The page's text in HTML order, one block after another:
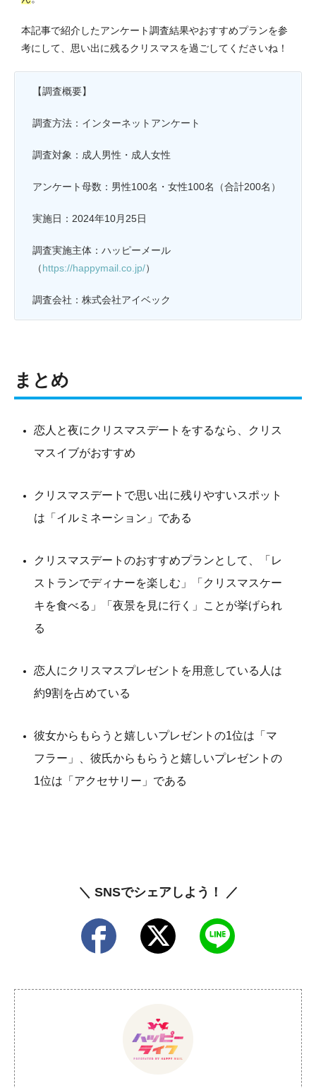
本記事で紹介したアンケート調査結果やおすすめプランを参
考にして、思い出に残るクリスマスを過ごしてくださいね！
【調査概要】
調査方法：インターネットアンケート
調査対象：成人男性・成人女性
アンケート母数：男性100名・女性100名（合計200名）
実施日：2024年10月25日
調査実施主体：ハッピーメール
（https://happymail.co.jp/）
調査会社：株式会社アイベック
まとめ
恋人と夜にクリスマスデートをするなら、クリス
マスイブがおすすめ
クリスマスデートで思い出に残りやすいスポット
は「イルミネーション」である
クリスマスデートのおすすめプランとして、「レ
ストランでディナーを楽しむ」「クリスマスケー
キを食べる」「夜景を見に行く」ことが挙げられ
る
恋人にクリスマスプレゼントを用意している人は
約9割を占めている
彼女からもらうと嬉しいプレゼントの1位は「マ
フラー」、彼氏からもらうと嬉しいプレゼントの
1位は「アクセサリー」である
＼ SNSでシェアしよう！ ／